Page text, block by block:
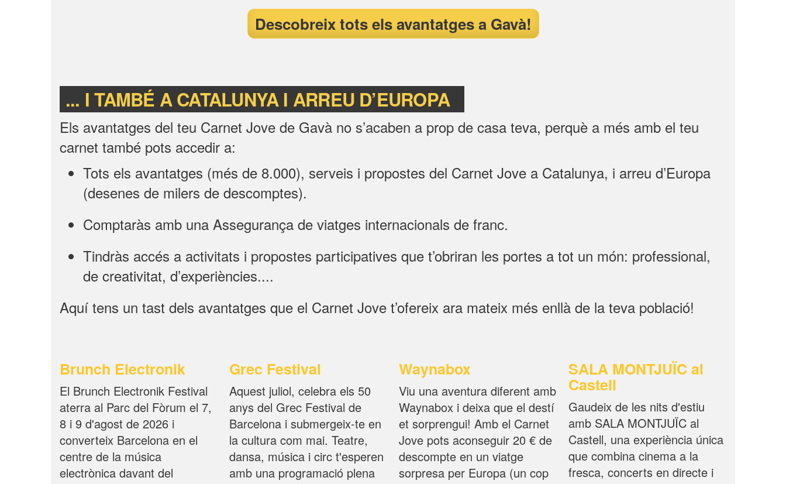
Descobreix tots els avantatges a Gavà!
... I TAMBÉ A CATALUNYA I ARREU D’EUROPA
Els avantatges del teu Carnet Jove de Gavà no s’acaben a prop de casa teva, perquè a més amb el teu
carnet també pots accedir a:
Tots els avantatges (més de 8.000), serveis i propostes del Carnet Jove a Catalunya, i arreu d’Europa
(desenes de milers de descomptes).
Comptaràs amb una Assegurança de viatges internacionals de franc.
Tindràs accés a activitats i propostes participatives que t’obriran les portes a tot un món: professional,
de creativitat, d’experiències....
Aquí tens un tast dels avantatges que el Carnet Jove t’ofereix ara mateix més enllà de la teva població!
Brunch Electronik
El Brunch Electronik Festival
aterra al Parc del Fòrum el 7,
8 i 9 d'agost de 2026 i
converteix Barcelona en el
centre de la música
electrònica davant del
Grec Festival
Aquest juliol, celebra els 50
anys del Grec Festival de
Barcelona i submergeix-te en
la cultura com mai. Teatre,
dansa, música i circ t'esperen
amb una programació plena
Waynabox
Viu una aventura diferent amb
Waynabox i deixa que el destí
et sorprengui! Amb el Carnet
Jove pots aconseguir 20 € de
descompte en un viatge
sorpresa per Europa (un cop
SALA MONTJUÏC al
Castell
Gaudeix de les nits d'estiu
amb SALA MONTJUÏC al
Castell, una experiència única
que combina cinema a la
fresca, concerts en directe i